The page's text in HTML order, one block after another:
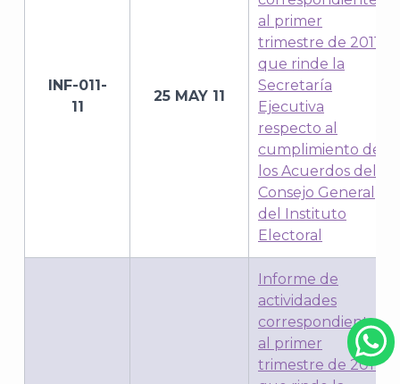
INF-011-
11
25 MAY 11
al primer
trimestre de 2011
que rinde la
Secretaría
Ejecutiva
respecto al
cumplimiento de
los Acuerdos del
Consejo General
del Instituto
Electoral
Informe de
actividades
correspondiente
al primer
trimestre de 2011